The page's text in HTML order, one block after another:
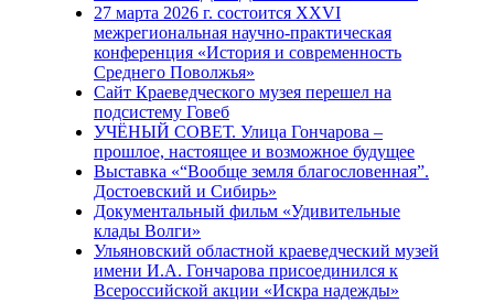
27 марта 2026 г. состоится XXVI
межрегиональная научно-практическая
конференция «История и современность
Среднего Поволжья»
Сайт Краеведческого музея перешел на
подсистему Говеб
УЧЁНЫЙ СОВЕТ. Улица Гончарова –
прошлое, настоящее и возможное будущее
Выставка «“Вообще земля благословенная”.
Достоевский и Сибирь»
Документальный фильм «Удивительные
клады Волги»
Ульяновский областной краеведческий музей
имени И.А. Гончарова присоединился к
Всероссийской акции «Искра надежды»